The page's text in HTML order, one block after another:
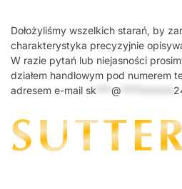
Dołożyliśmy wszelkich starań, by
charakterystyka precyzyjnie
W razie pytań lub niejasności
działem handlowym pod numerem
adresem e-mail sk @